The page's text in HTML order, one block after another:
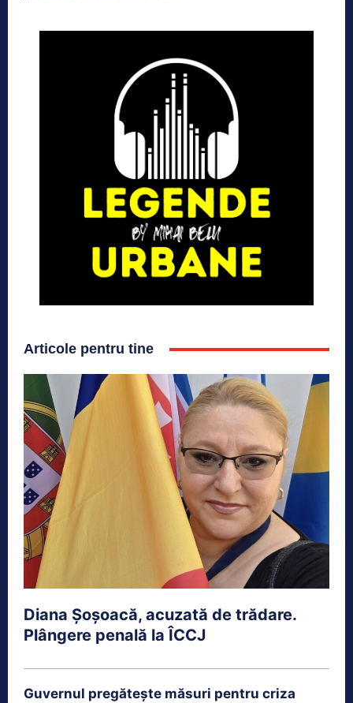
Articole pentru tine
Diana Șoșoacă, acuzată de trădare.
Plângere penală la ÎCCJ
Guvernul pregătește măsuri pentru criza